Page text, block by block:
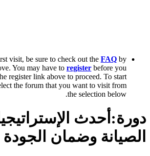
visit, be sure to check out the FAQ by
You may have to register before you
register link above to proceed. To start
the forum that you want to visit from
the selection below.
دورة:أحدث
الصيانة وضمان